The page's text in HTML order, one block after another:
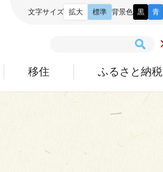
移住 ふるさと納税
文字サイズ 拡大 標準 背景色 黒 青